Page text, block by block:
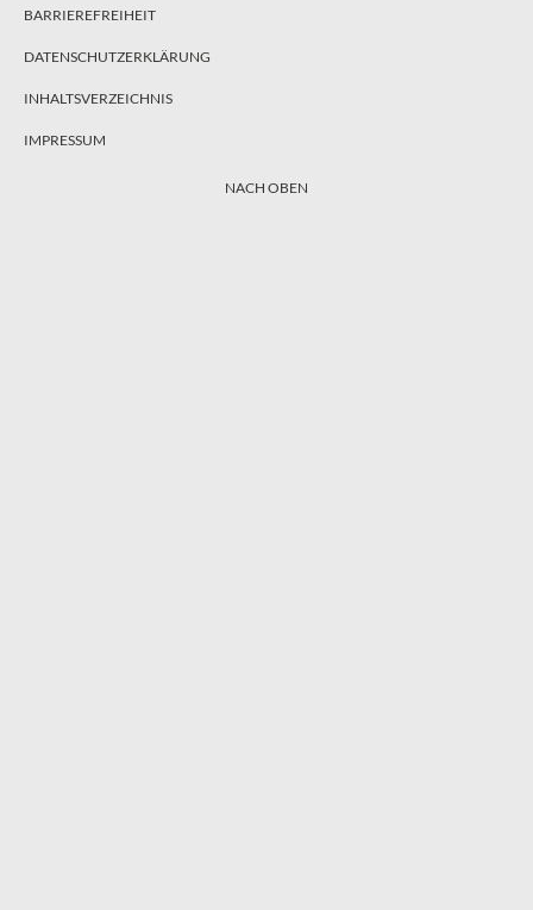
BARRIEREFREIHEIT
DATENSCHUTZERKLÄRUNG
INHALTSVERZEICHNIS
IMPRESSUM
NACH OBEN